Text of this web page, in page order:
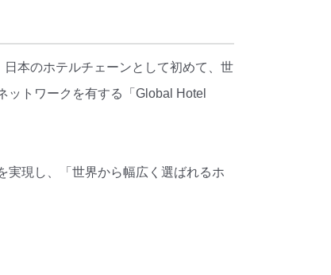
本のホテルチェーンとして初めて、世
ットワークを有する「Global Hotel
実現し、「世界から幅広く選ばれるホ